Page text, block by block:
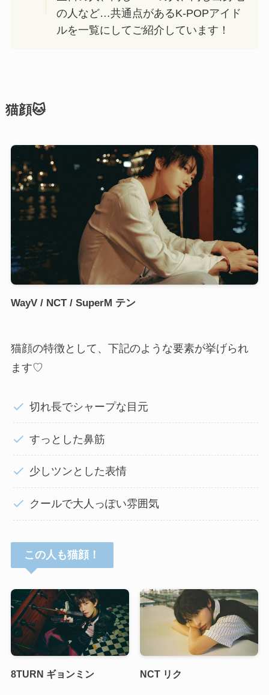
の人など…共通点があるK-POPアイド
ルを一覧にしてご紹介しています！
猫顔🐱
WayV / NCT / SuperM テン
猫顔の特徴として、下記のような要素が挙げられ
ます♡
切れ長でシャープな目元
すっとした鼻筋
少しツンとした表情
クールで大人っぽい雰囲気
この人も猫顔！
8TURN ギョンミン NCT リク